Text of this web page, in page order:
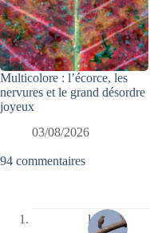
Multicolore : l’écorce, les
nervures et le grand désordre
joyeux
03/08/2026
94 commentaires
laurent